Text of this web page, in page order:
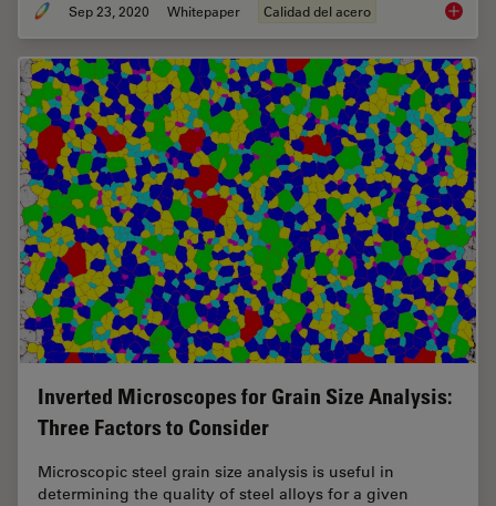
Sep 23, 2020 Whitepaper Calidad del acero
Inverted Microscopes for Grain Size Analysis:
Three Factors to Consider
Microscopic steel grain size analysis is useful in
determining the quality of steel alloys for a given